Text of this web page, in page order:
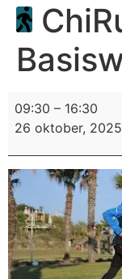
09:30 – 16:30
26 oktober, 2025